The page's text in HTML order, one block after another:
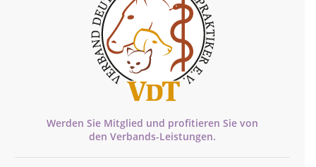
Werden Sie Mitglied und profitieren Sie von
den Verbands-Leistungen.